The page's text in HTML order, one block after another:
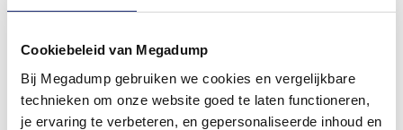
Cookiebeleid van Megadump
Bij Megadump gebruiken we cookies en vergelijkbare
technieken om onze website goed te laten functioneren,
je ervaring te verbeteren, en gepersonaliseerde inhoud en